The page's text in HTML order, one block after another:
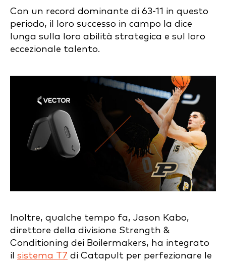
Con un record dominante di 63-11 in questo
periodo, il loro successo in campo la dice
lunga sulla loro abilità strategica e sul loro
eccezionale talento.
Inoltre, qualche tempo fa, Jason Kabo,
direttore della divisione Strength &
Conditioning dei Boilermakers, ha integrato
il sistema T7 di Catapult per perfezionare le